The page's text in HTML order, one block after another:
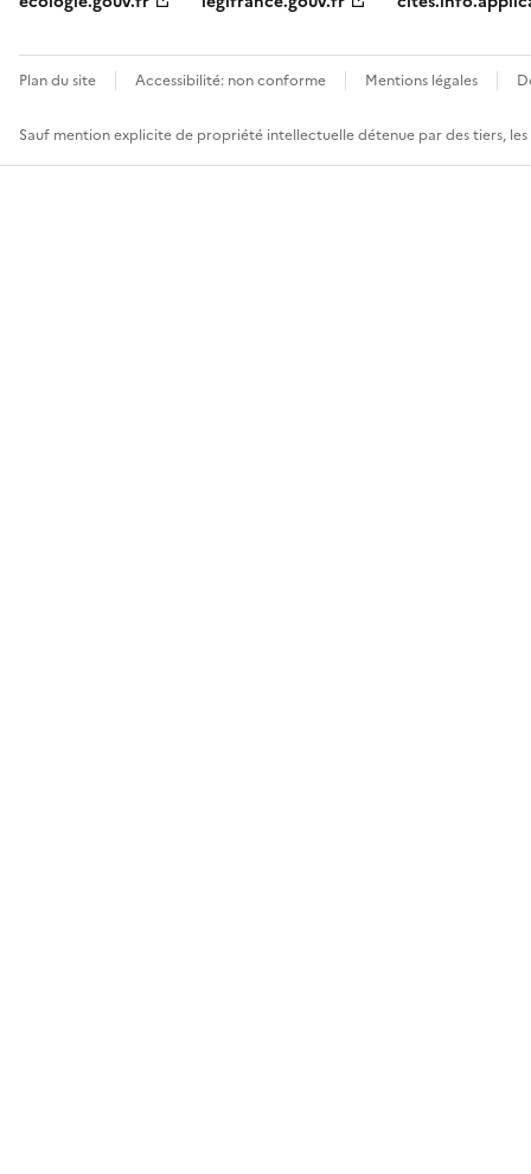
Plan du site Accessibilité: non conforme Mentions légales
Sauf mention explicite de propriété intellectuelle détenue par des tiers,